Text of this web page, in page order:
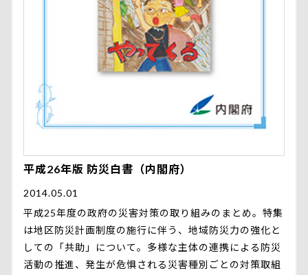
平成26年版 防災白書（内閣府）
2014.05.01
平成25年度の政府の災害対策の取り組みのまとめ。特集
は地区防災計画制度の施行に伴う、地域防災力の強化と
しての「共助」について。多様な主体の連携による防災
活動の推進、発生が危惧される災害種別ごとの対策取組